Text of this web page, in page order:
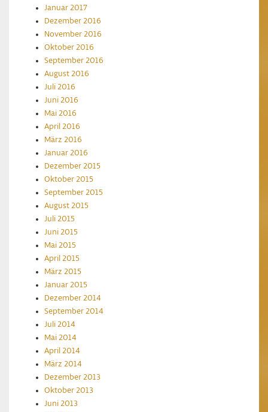
Januar 2017
Dezember 2016
November 2016
Oktober 2016
September 2016
August 2016
Juli 2016
Juni 2016
Mai 2016
April 2016
März 2016
Januar 2016
Dezember 2015
Oktober 2015
September 2015
August 2015
Juli 2015
Juni 2015
Mai 2015
April 2015
März 2015
Januar 2015
Dezember 2014
September 2014
Juli 2014
Mai 2014
April 2014
März 2014
Dezember 2013
Oktober 2013
Juni 2013